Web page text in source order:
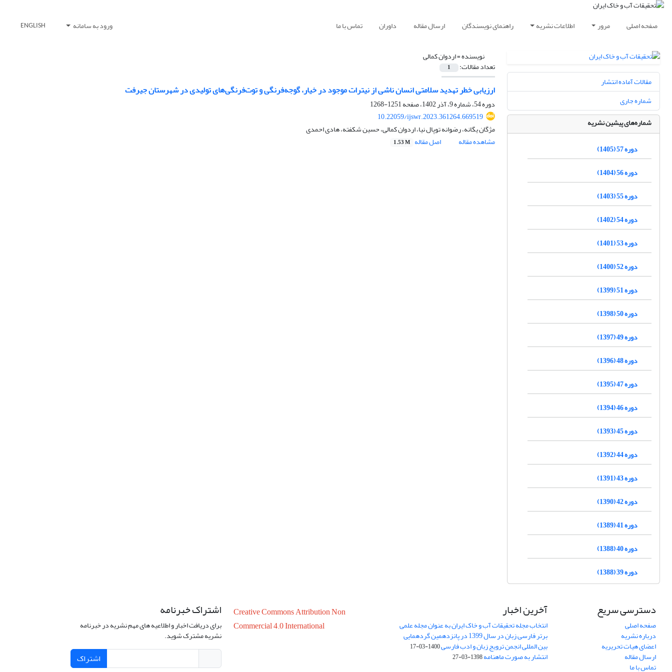
صفحه اصلی مرور اطلاعات نشریه راهنمای نویسندگان ارسال مقاله داوران تماس با ما ورود به سامانه ENGLISH
نویسنده =اردوان کمالی
تعداد مقالات: 1
ارزیابی خطر تهدید سلامتی انسان ناشی از نیترات موجود در خیار، گوجه‌فرنگی‌ و توت‌فرنگی‌های تولیدی در شهرستان جیرفت
دوره 54، شماره 9، آذر 1402، صفحه
1251-1268
10.22059/ijswr.2023.361264.669519
مژگان یگانه، رضوانه توپال نیا، اردوان کمالی، حسین شکفته، هادی احمدی
مشاهده مقاله
اصل مقاله 1.53 M
مقالات آماده انتشار
شماره جاری
شماره‌های پیشین نشریه
دوره 57 (1405)
دوره 56 (1404)
دوره 55 (1403)
دوره 54 (1402)
دوره 53 (1401)
دوره 52 (1400)
دوره 51 (1399)
دوره 50 (1398)
دوره 49 (1397)
دوره 48 (1396)
دوره 47 (1395)
دوره 46 (1394)
دوره 45 (1393)
دوره 44 (1392)
دوره 43 (1391)
دوره 42 (1390)
دوره 41 (1389)
دوره 40 (1388)
دوره 39 (1388)
دسترسی سریع
صفحه اصلی
درباره نشریه
اعضای هیات تحریریه
ارسال مقاله
تماس با ما
آخرین اخبار
انتخاب مجله تحقیقات آب و خاک ایران به عنوان مجله علمی
برتر فارسی زبان در سال 1399 در پانزدهمین گردهمایی
بین المللی انجمن ترویج زبان و ادب فارسی1400-03-17
انتشار به صورت ماهنامه1398-03-27
Creative Commons Attribution Non
Commercial 4.0 International
اشتراک خبرنامه
برای دریافت اخبار و اطلاعیه های مهم نشریه در خبرنامه
نشریه مشترک شوید.
اشتراک